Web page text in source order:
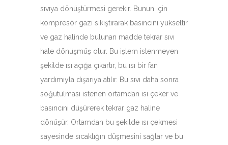
sıvıya dönüştürmesi gerekir. Bunun için
kompresör gazı sıkıştırarak basıncını yükseltir
ve gaz halinde bulunan madde tekrar sıvı
hale dönüşmüş olur. Bu işlem istenmeyen
şekilde ısı açığa çıkartır, bu ısı bir fan
yardımıyla dışarıya atılır. Bu sıvı daha sonra
soğutulması istenen ortamdan ısı çeker ve
basıncını düşürerek tekrar gaz haline
dönüşür. Ortamdan bu şekilde ısı çekmesi
sayesinde sıcaklığın düşmesini sağlar ve bu